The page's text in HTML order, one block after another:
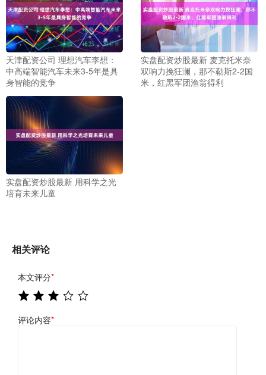
天津配资公司 理想汽车李想：
中高端智能汽车未来3-5年是具
身智能的竞争
实盘配资炒股最新 麦克托米奈
双响力挽狂澜，那不勒斯2-2国
米，红黑军团渔翁得利
实盘配资炒股最新 用科学之光
培育未来儿童
相关评论
本文评分*
评论内容*